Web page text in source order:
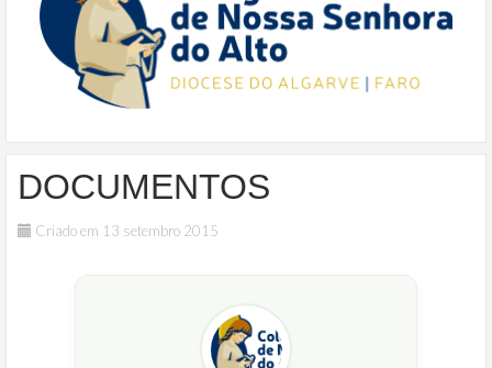
DOCUMENTOS
Criado em 13 setembro 2015